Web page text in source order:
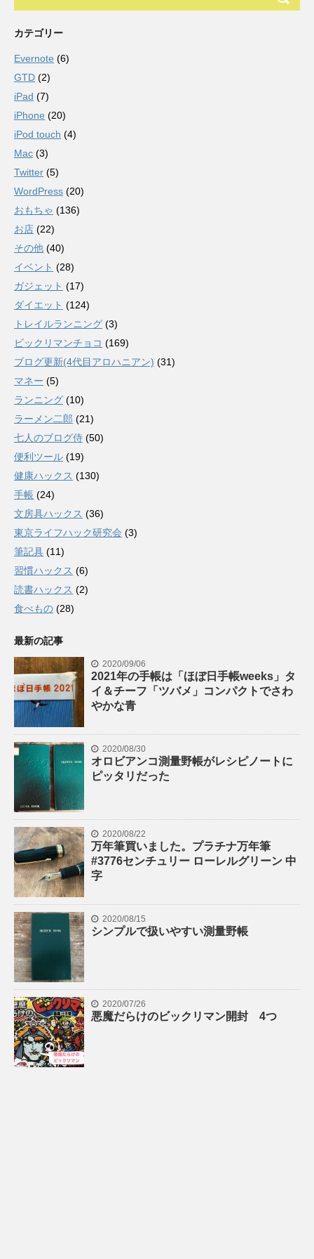
カテゴリー
Evernote (6)
GTD (2)
iPad (7)
iPhone (20)
iPod touch (4)
Mac (3)
Twitter (5)
WordPress (20)
おもちゃ (136)
お店 (22)
その他 (40)
イベント (28)
ガジェット (17)
ダイエット (124)
トレイルランニング (3)
ビックリマンチョコ (169)
ブログ更新(4代目アロハニアン) (31)
マネー (5)
ランニング (10)
ラーメン二郎 (21)
七人のブログ侍 (50)
便利ツール (19)
健康ハックス (130)
手帳 (24)
文房具ハックス (36)
東京ライフハック研究会 (3)
筆記具 (11)
習慣ハックス (6)
読書ハックス (2)
食べもの (28)
最新の記事
2020/09/06
2021年の手帳は「ほぼ日手帳weeks」タ
イ＆チーフ「ツバメ」コンパクトでさわ
やかな青
2020/08/30
オロビアンコ測量野帳がレシピノートに
ピッタリだった
2020/08/22
万年筆買いました。プラチナ万年筆
#3776センチュリー ローレルグリーン 中
字
2020/08/15
シンプルで扱いやすい測量野帳
2020/07/26
悪魔だらけのビックリマン開封 4つ